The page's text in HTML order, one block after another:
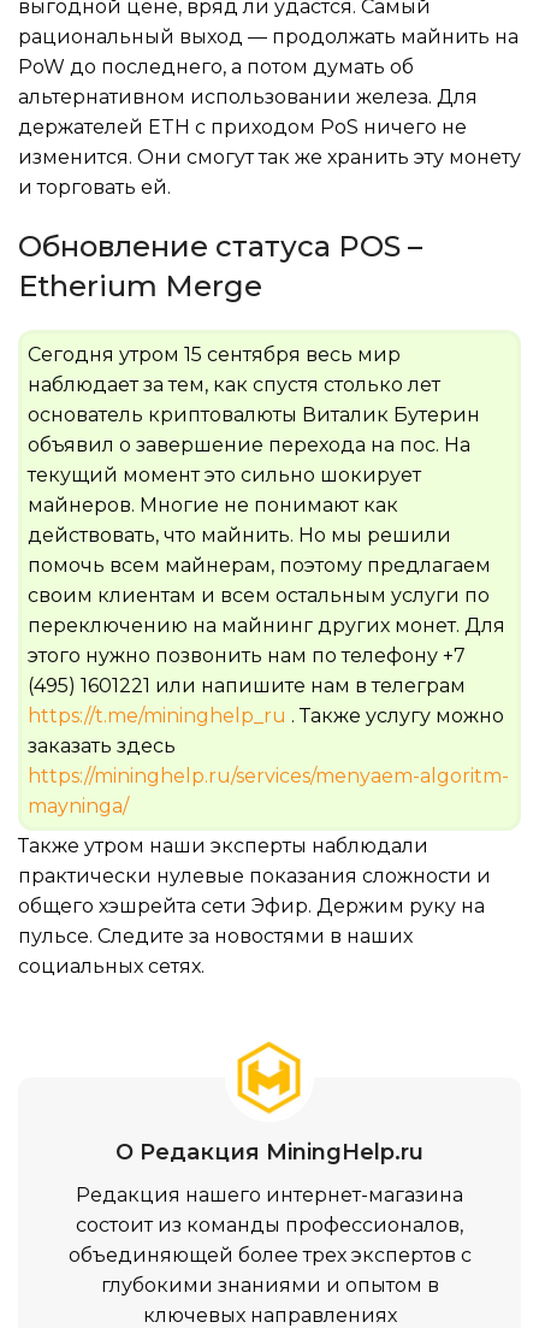
выгодной цене, вряд ли удастся. Самый
рациональный выход — продолжать майнить на
PoW до последнего, а потом думать об
альтернативном использовании железа. Для
держателей ETH с приходом PoS ничего не
изменится. Они смогут так же хранить эту монету
и торговать ей.
Обновление статуса POS –
Etherium Merge
Сегодня утром 15 сентября весь мир
наблюдает за тем, как спустя столько лет
основатель криптовалюты Виталик Бутерин
объявил о завершение перехода на пос. На
текущий момент это сильно шокирует
майнеров. Многие не понимают как
действовать, что майнить. Но мы решили
помочь всем майнерам, поэтому предлагаем
своим клиентам и всем остальным услуги по
переключению на майнинг других монет. Для
этого нужно позвонить нам по телефону +7
(495) 1601221 или напишите нам в телеграм
https://t.me/mininghelp_ru . Также услугу можно
заказать здесь
https://mininghelp.ru/services/menyaem-algoritm-
mayninga/
Также утром наши эксперты наблюдали
практически нулевые показания сложности и
общего хэшрейта сети Эфир. Держим руку на
пульсе. Следите за новостями в наших
социальных сетях.
О Редакция MiningHelp.ru
Редакция нашего интернет-магазина
состоит из команды профессионалов,
объединяющей более трех экспертов с
глубокими знаниями и опытом в
ключевых направлениях